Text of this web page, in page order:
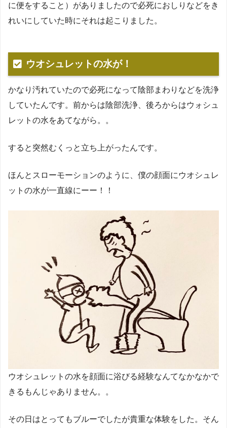
に便をすること）がありましたので必死におしりなどをき
れいにしていた時にそれは起こりました。
ウオシュレットの水が！
かなり汚れていたので必死になって陰部まわりなどを洗浄
していたんです。前からは陰部洗浄、後ろからはウォシュ
レットの水をあてながら。。
すると突然むくっと立ち上がったんです。
ほんとスローモーションのように、僕の顔面にウオシュレ
ットの水が一直線にーー！！
ウオシュレットの水を顔面に浴びる経験なんてなかなかで
きるもんじゃありません。。
その日はとってもブルーでしたが貴重な体験をした。そん